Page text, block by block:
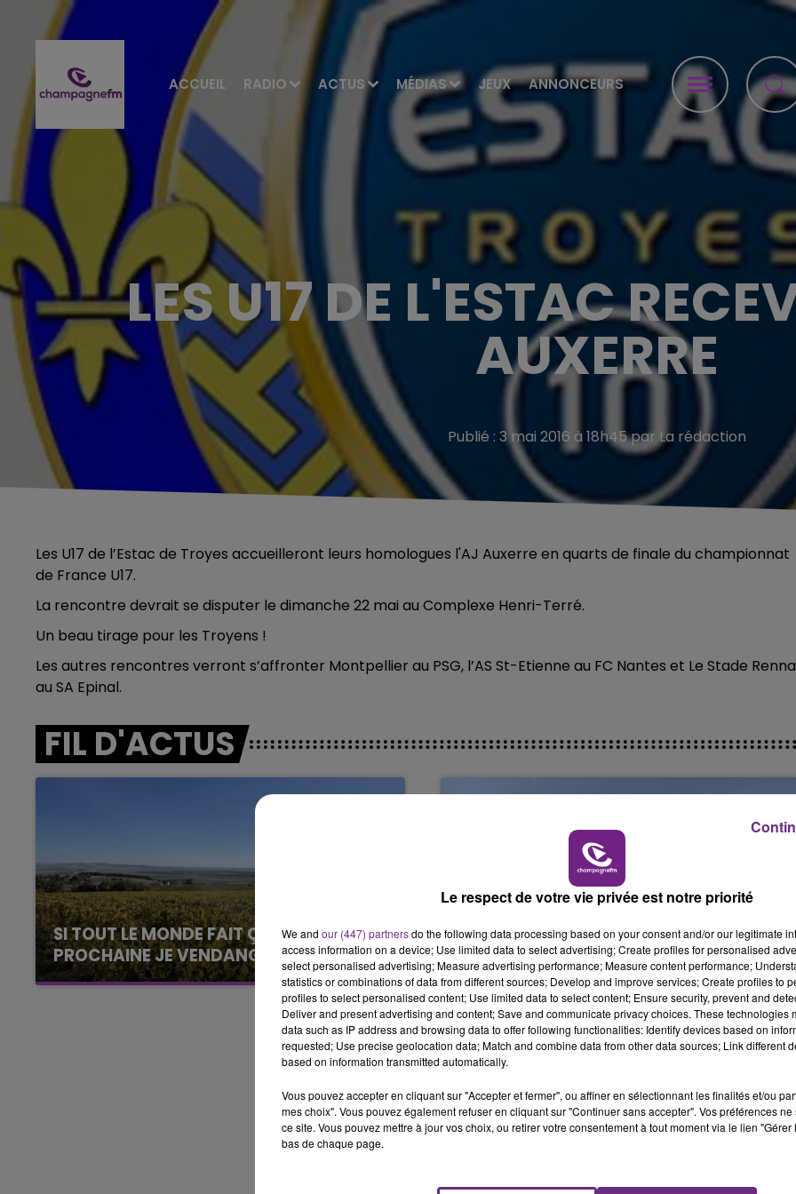
ACCUEIL RADIO ACTUS MÉDIAS JEUX ANNONCEURS
5h00 - 6h00
LA FAMILLE
LES U17 DE L'ESTAC
AUXERRE
Publié : 3 mai 2016 à 18h45 par La rédaction
Les U17 de l’Estac de Troyes accueilleront leurs homologues l'AJ Auxerre en quarts de finale du championnat
de France U17.
La rencontre devrait se disputer le dimanche 22 mai au Complexe Henri-Terré.
Un beau tirage pour les Troyens !
Les autres rencontres verront s’affronter Montpellier au PSG, l’AS St-Etienne au FC Nantes et Le Stade
au SA Epinal.
FIL D'ACTUS
SI TOUT LE MONDE FAIT ÇA, MOI L'ANNÉE
PROCHAINE JE VENDANGE EN...
La vendange en Champagne a débuté ce jeudi
6 août dans la commune de Montgueux (Aube).
L'INSPECTION DU TRAVAIL RAPPELLE À
L'ORDRE SUR LES CONDITIONS DE...
Alors que les dates de début des vendange
2026 s'est avéré être plus précoce que prévu,
l'inspection du Travail en profite pour rappeler
les conditions de...
Le respect de votre vie privée est notre priorité
We and our (447) partnersdo the following data processing based on your consent and/or our legitimate
access information on a device; Use limited data to select advertising; Create profiles for personalised
select personalised advertising; Measure advertising performance; Measure content performance;
statistics or combinations of data from different sources; Develop and improve services; Create profiles to
profiles to select personalised content; Use limited data to select content; Ensure security, prevent and
Deliver and present advertising and content; Save and communicate privacy choices. These technologies
data such as IP address and browsing data to offer following functionalities: Identify devices based on
requested; Use precise geolocation data; Match and combine data from other data sources; Link different
based on information transmitted automatically.
Vous pouvez accepter en cliquant sur "Accepter et fermer", ou affiner en sélectionnant les finalités et/ou
mes choix". Vous pouvez également refuser en cliquant sur "Continuer sans accepter". Vos préférences
ce site. Vous pouvez mettre à jour vos choix, ou retirer votre consentement à tout moment via le lien
bas de chaque page.